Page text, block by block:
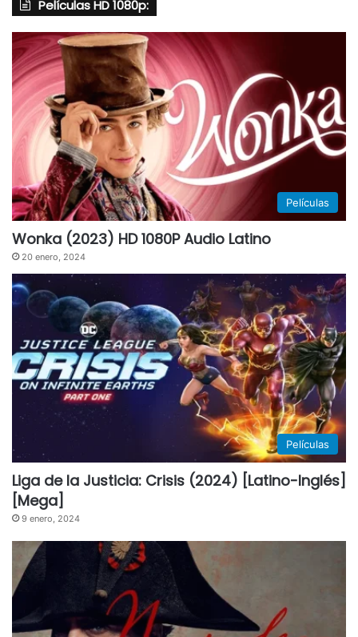
Películas HD 1080p:
Películas
Wonka (2023) HD 1080P Audio Latino
20 enero, 2024
Películas
Liga de la Justicia: Crisis (2024) [Latino-Inglés]
[Mega]
9 enero, 2024